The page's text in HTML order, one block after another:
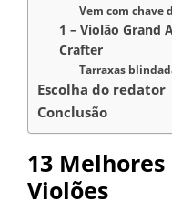
Vem com chave
1 – Violão Grand
Crafter
Tarraxas
Escolha do redator
Conclusão
13
Violões